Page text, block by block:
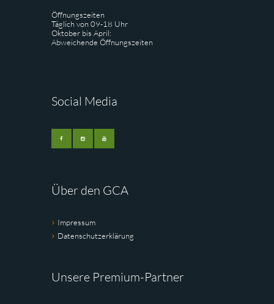
Öffnungszeiten
Täglich von 09-18 Uhr
Oktober bis April:
Abweichende Öffnungszeiten
Social Media
Über den GCA
Impressum
Datenschutzerklärung
Unsere Premium-Partner